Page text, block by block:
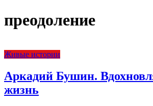
преодоление
Живые истории
Аркадий Бушин.
жизнь